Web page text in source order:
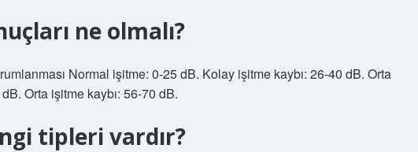
ne olmalı?
Normal işitme: 0-25 dB. Kolay işitme kaybı: 26-40 dB. Orta
Orta işitme kaybı: 56-70 dB.
tipleri vardır?